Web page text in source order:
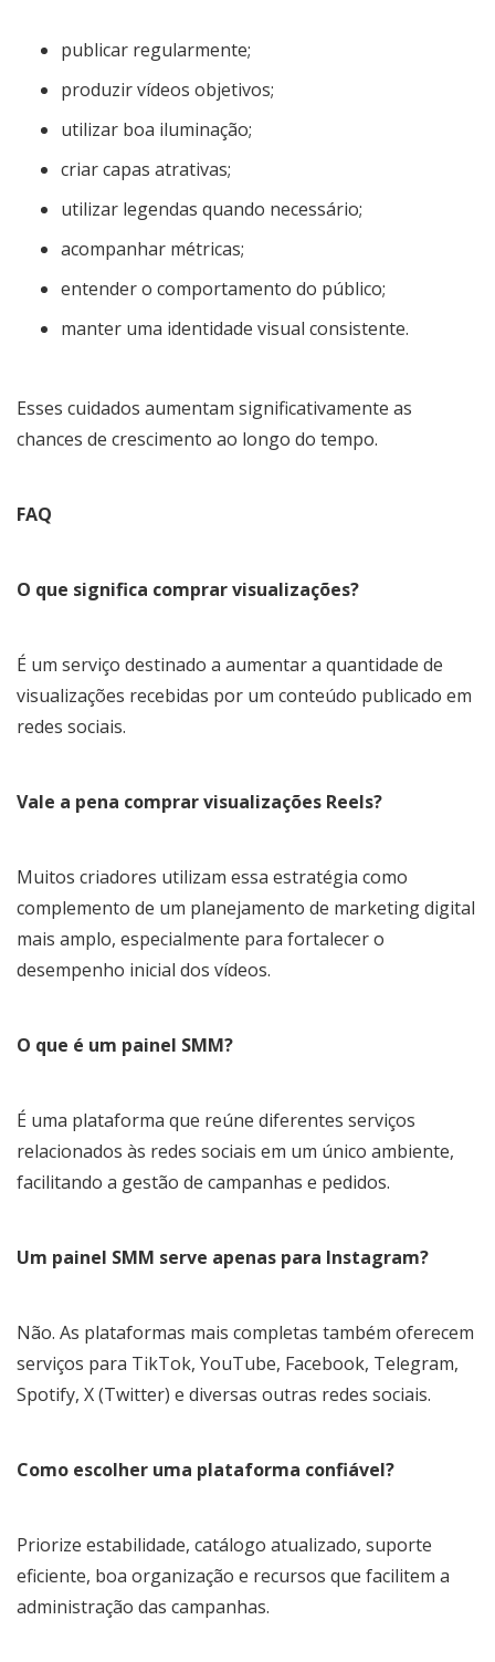
publicar regularmente;
produzir vídeos objetivos;
utilizar boa iluminação;
criar capas atrativas;
utilizar legendas quando necessário;
acompanhar métricas;
entender o comportamento do público;
manter uma identidade visual consistente.
Esses cuidados aumentam significativamente as
chances de crescimento ao longo do tempo.
FAQ
O que significa comprar visualizações?
É um serviço destinado a aumentar a quantidade de
visualizações recebidas por um conteúdo publicado em
redes sociais.
Vale a pena comprar visualizações Reels?
Muitos criadores utilizam essa estratégia como
complemento de um planejamento de marketing digital
mais amplo, especialmente para fortalecer o
desempenho inicial dos vídeos.
O que é um painel SMM?
É uma plataforma que reúne diferentes serviços
relacionados às redes sociais em um único ambiente,
facilitando a gestão de campanhas e pedidos.
Um painel SMM serve apenas para Instagram?
Não. As plataformas mais completas também oferecem
serviços para TikTok, YouTube, Facebook, Telegram,
Spotify, X (Twitter) e diversas outras redes sociais.
Como escolher uma plataforma confiável?
Priorize estabilidade, catálogo atualizado, suporte
eficiente, boa organização e recursos que facilitem a
administração das campanhas.